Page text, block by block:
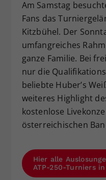
Am Samstag
Fans das
Kitzbühel. Der
umfangreiches
ganze Familie. Bei
nur die
beliebte Huber’s
weiteres Highlight
kostenlose
österreichischen
Hier alle
ATP-250-Turniers